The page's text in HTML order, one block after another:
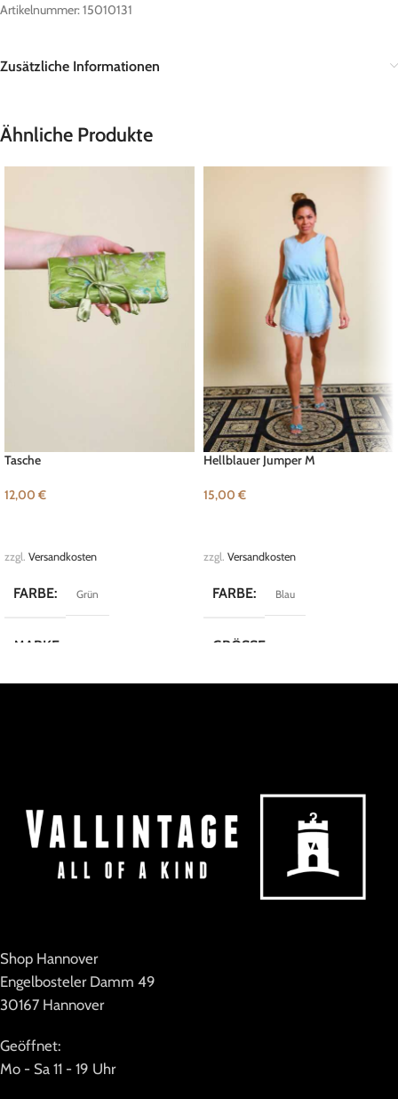
Artikelnummer: 15010131
Zusätzliche Informationen
Ähnliche Produkte
Tasche
12,00 €
zzgl. Versandkosten
FARBE Grün
MARKE
Hellblauer Jumper M
15,00 €
zzgl. Versandkosten
FARBE Blau
GRÖSSE
Shop Hannover
Engelbosteler Damm 49
30167 Hannover
Geöffnet:
Mo - Sa 11 - 19 Uhr